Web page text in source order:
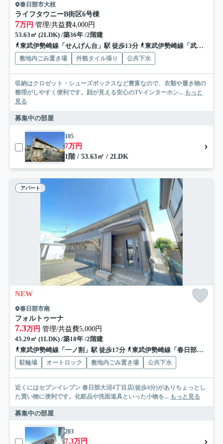
春日部市大枝
ライフタウニーB街区6号棟
7万円 管理/共益費4,000円
53.63㎡ (2LDK) /築36年 /2階建
東武伊勢崎線「せんげん台」駅 徒歩13分
東武伊勢崎線「武里」駅 徒歩12分
敷地内ごみ置き場 外観タイル張り 公共下水
収納はクロゼット・シューズボックスなど豊富なので、衣類や履き物の
整理がしやすく便利です。顔が見える安心のTVインターホン... もっと
見る
募集中の部屋
105
7万円
1階 / 53.63㎡ / 2LDK
アパート
NEW
春日部市南
フォルトゥーナ
7.3万円 管理/共益費5,000円
45.29㎡ (1LDK) /築18年 /2階建
東武伊勢崎線「一ノ割」駅 徒歩17分
東武伊勢崎線「春日部」駅 徒歩20分
駐輪場 オートロック 敷地内ごみ置き場 公共下水
近くにはセブンイレブン 春日部大沼4丁目店(徒歩4分)がありちょっとし
た買い物に便利です。化粧品や洗面道具といった小物を... もっと見る
募集中の部屋
203
7.3万円